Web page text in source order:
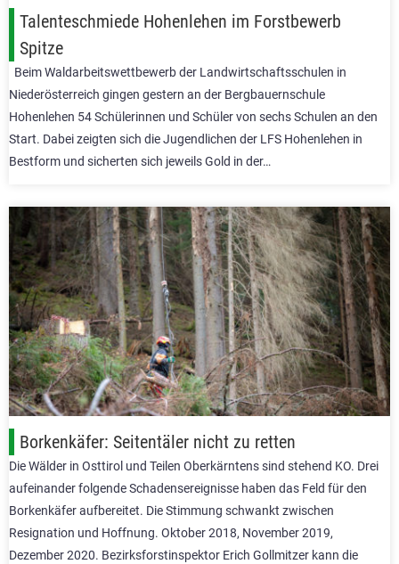
Talenteschmiede Hohenlehen im Forstbewerb
Spitze
Beim Waldarbeitswettbewerb der Landwirtschaftsschulen in
Niederösterreich gingen gestern an der Bergbauernschule
Hohenlehen 54 Schülerinnen und Schüler von sechs Schulen an den
Start. Dabei zeigten sich die Jugendlichen der LFS Hohenlehen in
Bestform und sicherten sich jeweils Gold in der…
Borkenkäfer: Seitentäler nicht zu retten
Die Wälder in Osttirol und Teilen Oberkärntens sind stehend KO. Drei
aufeinander folgende Schadensereignisse haben das Feld für den
Borkenkäfer aufbereitet. Die Stimmung schwankt zwischen
Resignation und Hoffnung. Oktober 2018, November 2019,
Dezember 2020. Bezirksforstinspektor Erich Gollmitzer kann die